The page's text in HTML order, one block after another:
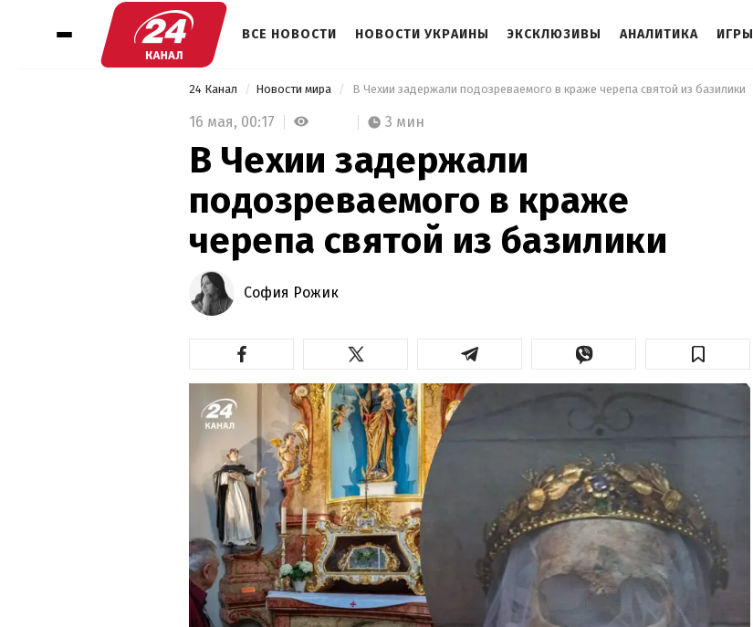
ВСЕ НОВОСТИ НОВОСТИ УКРАИНЫ ЭКСКЛЮЗИВЫ АНАЛИТИКА ИГРЫ
24 Канал Новости мира В Чехии задержали подозреваемого в краже черепа святой из базилики
16 мая, 00:17 3 мин
В Чехии задержали
подозреваемого в краже
черепа святой из базилики
София Рожик